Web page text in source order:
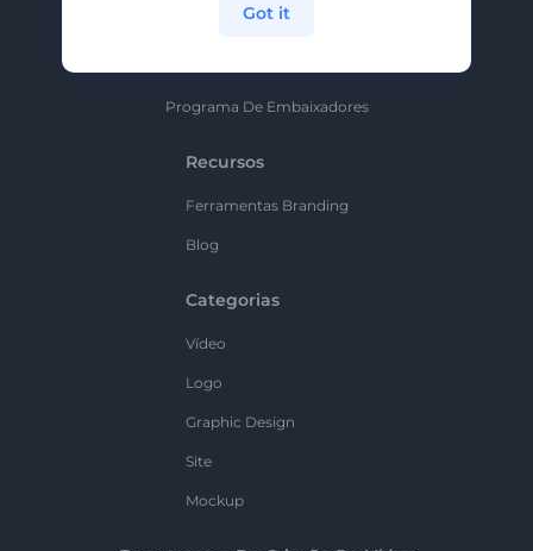
Programa De Embaixadores
Recursos
Ferramentas Branding
Blog
Categorias
Vídeo
Logo
Graphic Design
Site
Mockup
Got it